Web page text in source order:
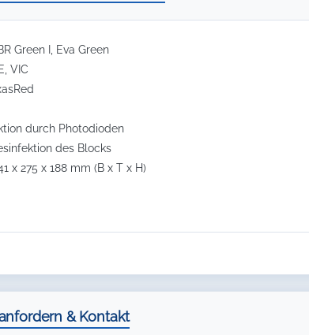
Green I, Eva Green
VIC
durch Photodioden
des Blocks
x 275 x 188 mm (B x T x H)
& Kontakt